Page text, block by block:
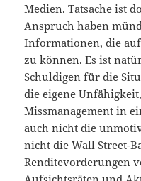
Medien. Tatsache ist
Anspruch haben
Informationen, die
zu können. Es ist
Schuldigen für die
die eigene
Missmanagement in
auch nicht die
nicht die Wall Street-
Renditevorderungen